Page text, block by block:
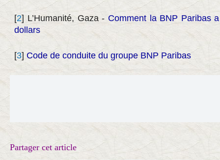
[2] L’Humanité, Gaza - Comment la BNP Paribas
dollars
[3] Code de conduite du groupe BNP Paribas
Partager cet article